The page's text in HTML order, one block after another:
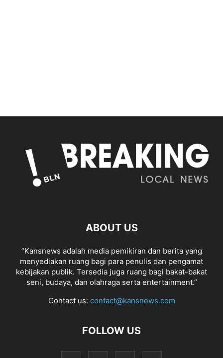
ABOUT US
“Kansnews adalah media pemikiran dan berita yang
menyediakan ruang bagi para penulis dan pengamat
kebijakan publik. Tersedia juga ruang bagi bakat-bakat
seni, budaya, dan olahraga serta entertainment.”
Contact us: contact@kansnews.com
FOLLOW US